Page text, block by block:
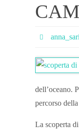
anna_sari
dell’oceano.
percorso
La scoperta